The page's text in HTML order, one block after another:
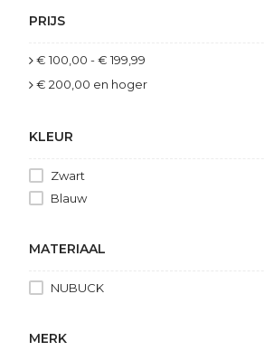
PRIJS
€ 100,00 -€ 199,99
€ 200,00 en hoger
KLEUR
Zwart
Blauw
MATERIAAL
NUBUCK
MERK